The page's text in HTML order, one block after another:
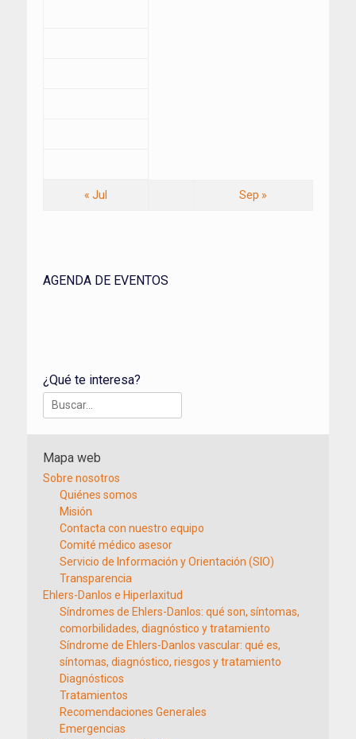
« Jul Sep »
AGENDA DE EVENTOS
¿Qué te interesa?
Buscar:
Mapa web
Sobre nosotros
Quiénes somos
Misión
Contacta con nuestro equipo
Comité médico asesor
Servicio de Información y Orientación (SIO)
Transparencia
Ehlers-Danlos e Hiperlaxitud
Síndromes de Ehlers-Danlos: qué son, síntomas,
comorbilidades, diagnóstico y tratamiento
Síndrome de Ehlers-Danlos vascular: qué es,
síntomas, diagnóstico, riesgos y tratamiento
Diagnósticos
Tratamientos
Recomendaciones Generales
Emergencias